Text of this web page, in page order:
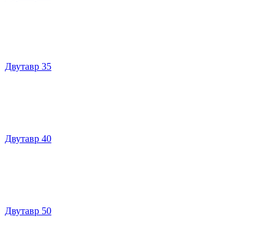
Двутавр 35
Двутавр 40
Двутавр 50